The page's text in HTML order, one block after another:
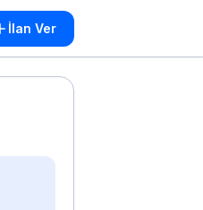
İlan Ver